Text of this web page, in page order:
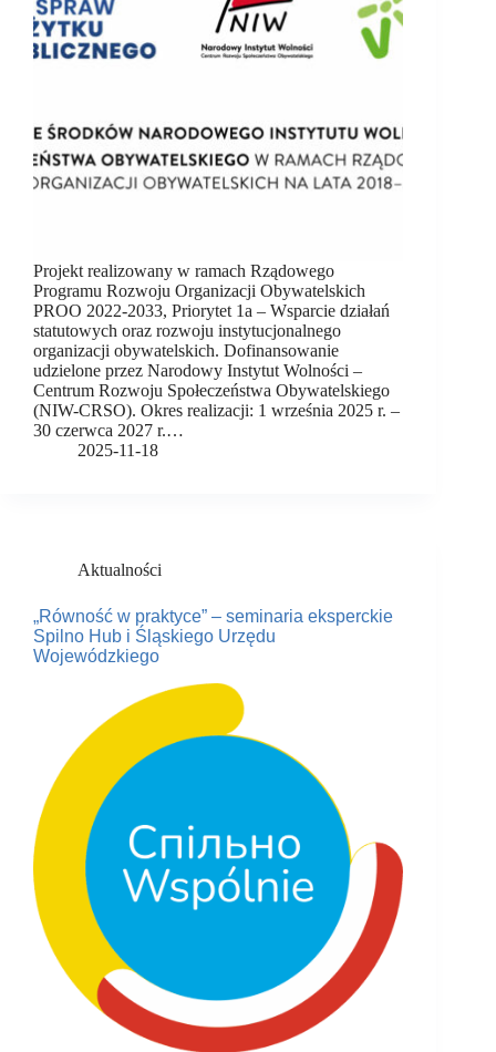
Projekt realizowany w ramach Rządowego
Programu Rozwoju Organizacji Obywatelskich
PROO 2022-2033, Priorytet 1a – Wsparcie działań
statutowych oraz rozwoju instytucjonalnego
organizacji obywatelskich. Dofinansowanie
udzielone przez Narodowy Instytut Wolności –
Centrum Rozwoju Społeczeństwa Obywatelskiego
(NIW-CRSO). Okres realizacji: 1 września 2025 r. –
30 czerwca 2027 r.…
2025-11-18
Aktualności
„Równość w praktyce” – seminaria eksperckie
Spilno Hub i Śląskiego Urzędu
Wojewódzkiego